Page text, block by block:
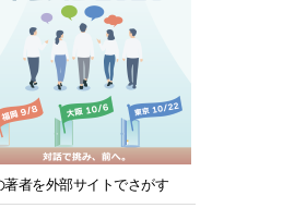
著者を外部サイトでさがす